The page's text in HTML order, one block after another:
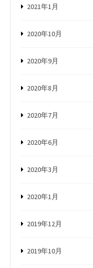
2021年1月
2020年10月
2020年9月
2020年8月
2020年7月
2020年6月
2020年3月
2020年1月
2019年12月
2019年10月